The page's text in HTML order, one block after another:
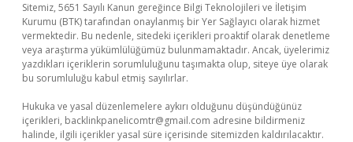
Sitemiz, 5651 Sayılı Kanun gereğince Bilgi Teknolojileri ve İletişim
Kurumu (BTK) tarafından onaylanmış bir Yer Sağlayıcı olarak hizmet
vermektedir. Bu nedenle, sitedeki içerikleri proaktif olarak denetleme
veya araştırma yükümlülüğümüz bulunmamaktadır. Ancak, üyelerimiz
yazdıkları içeriklerin sorumluluğunu taşımakta olup, siteye üye olarak
bu sorumluluğu kabul etmiş sayılırlar.
Hukuka ve yasal düzenlemelere aykırı olduğunu düşündüğünüz
içerikleri, backlinkpanelicomtr@gmail.com adresine bildirmeniz
halinde, ilgili içerikler yasal süre içerisinde sitemizden kaldırılacaktır.